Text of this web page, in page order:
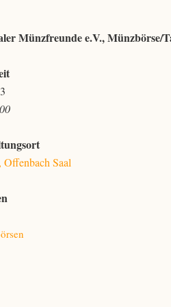
Münzfreunde e.V., Münzbörse/
Offenbach Saal